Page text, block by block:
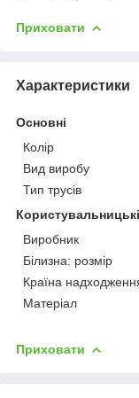
Приховати
Характеристики
Основні
Колір
Вид виробу
Тип трусів
Виробник
Білизна: розмір
Країна
Матеріал
Приховати